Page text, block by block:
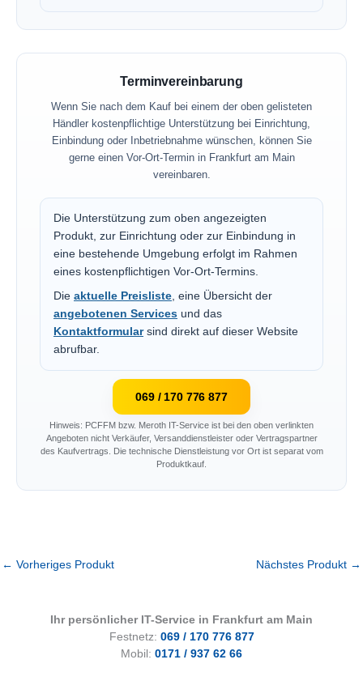
Terminvereinbarung
Wenn Sie nach dem Kauf bei einem der oben gelisteten
Händler kostenpflichtige Unterstützung bei Einrichtung,
Einbindung oder Inbetriebnahme wünschen, können Sie
gerne einen Vor-Ort-Termin in Frankfurt am Main
vereinbaren.
Die Unterstützung zum oben angezeigten
Produkt, zur Einrichtung oder zur Einbindung in
eine bestehende Umgebung erfolgt im Rahmen
eines kostenpflichtigen Vor-Ort-Termins.
Die aktuelle Preisliste, eine Übersicht der
angebotenen Services und das
Kontaktformularsind direkt auf dieser Website
abrufbar.
069 / 170 776 877
Hinweis: PCFFM bzw. Meroth IT-Service ist bei den oben verlinkten
Angeboten nicht Verkäufer, Versanddienstleister oder Vertragspartner
des Kaufvertrags. Die technische Dienstleistung vor Ort ist separat vom
Produktkauf.
← Vorheriges Produkt Nächstes Produkt →
Ihr persönlicher IT-Service in Frankfurt am Main
Festnetz: 069 / 170 776 877
Mobil: 0171 / 937 62 66